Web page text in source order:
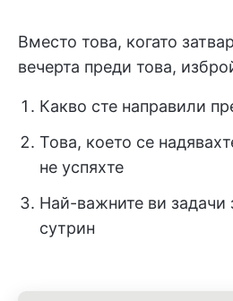
Вместо това, когато
вечерта преди това,
Какво сте направили
Това, което се
не успяхте
Най-важните ви задачи
сутрин